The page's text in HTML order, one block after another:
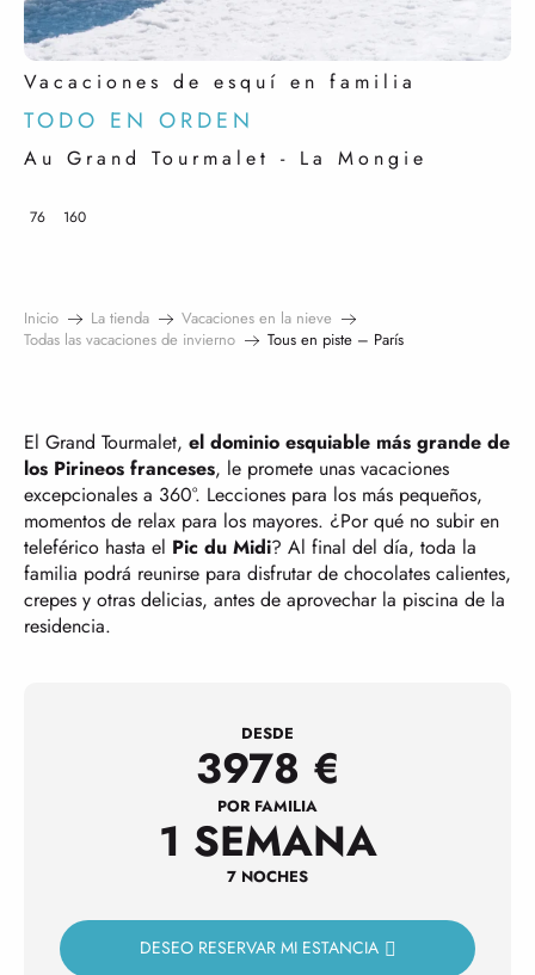
Vacaciones de esquí en familia
TODO EN ORDEN
Au Grand Tourmalet - La Mongie
76 160
Inicio La tienda
Vacaciones en la nieve
Todas las vacaciones de invierno
Tous en piste – París
El Grand Tourmalet, el dominio esquiable más grande de
los Pirineos franceses, le promete unas vacaciones
excepcionales a 360°. Lecciones para los más pequeños,
momentos de relax para los mayores. ¿Por qué no subir en
teleférico hasta el Pic du Midi? Al final del día, toda la
familia podrá reunirse para disfrutar de chocolates calientes,
crepes y otras delicias, antes de aprovechar la piscina de la
residencia.
DESDE
3978 €
POR FAMILIA
1 SEMANA
7 NOCHES
DESEO RESERVAR MI ESTANCIA